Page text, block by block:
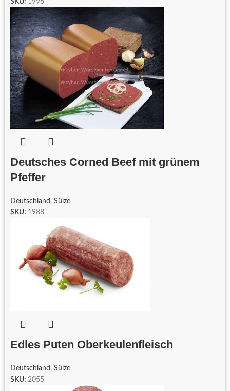
SKU: 1996
Deutsches Corned Beef mit grünem
Pfeffer
Deutschland , Sülze
SKU: 1988
Edles Puten Oberkeulenfleisch
Deutschland , Sülze
SKU: 2055